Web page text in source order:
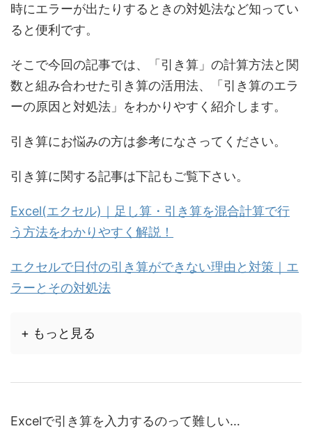
時にエラーが出たりするときの対処法など知ってい
ると便利です。
そこで今回の記事では、「引き算」の計算方法と関
数と組み合わせた引き算の活用法、「引き算のエラ
ーの原因と対処法」をわかりやすく紹介します。
引き算にお悩みの方は参考になさってください。
引き算に関する記事は下記もご覧下さい。
Excel(エクセル)｜足し算・引き算を混合計算で行
う方法をわかりやすく解説！
エクセルで日付の引き算ができない理由と対策｜エ
ラーとその対処法
+ もっと見る
Excelで引き算を入力するのって難しい…